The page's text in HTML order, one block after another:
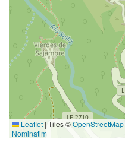
Leaflet | Tiles ©OpenStreetMap
Nominatim